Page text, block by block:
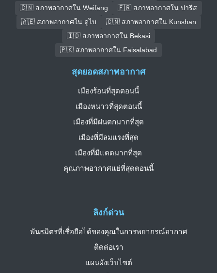
🇨🇳 สภาพอากาศใน Weifang
🇫🇷 สภาพอากาศใน ปารีส
🇦🇪 สภาพอากาศใน ดูไบ
🇨🇳 สภาพอากาศใน Kunshan
🇮🇩 สภาพอากาศใน Bekasi
🇵🇰 สภาพอากาศใน Faisalabad
ลิงก์ด่วน
พันธมิตรที่เชื่อถือได้ของคุณในการพยากรณ์อากาศ
ติดต่อเรา
แผนผังเว็บไซต์
สุดยอดสภาพอากาศ
เมืองร้อนที่สุดตอนนี้
เมืองหนาวที่สุดตอนนี้
เมืองที่มีฝนตกมากที่สุด
เมืองที่มีลมแรงที่สุด
เมืองที่มีแดดมากที่สุด
คุณภาพอากาศแย่ที่สุดตอนนี้